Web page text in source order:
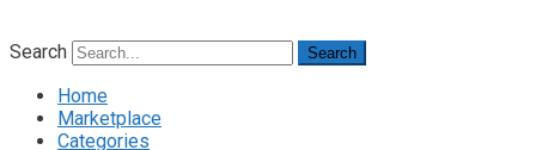
Search Search
Home
Marketplace
Categories